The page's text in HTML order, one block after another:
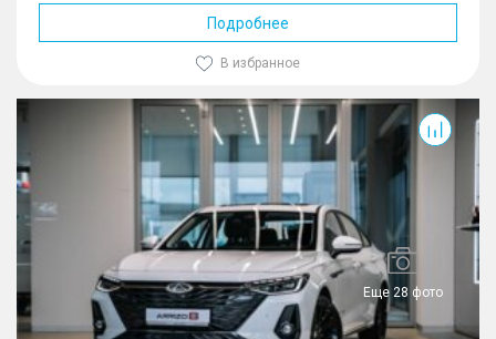
Подробнее
В избранное
Еще 28 фото